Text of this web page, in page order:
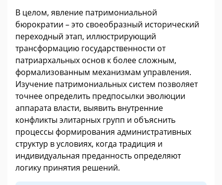
В целом, явление патримониальной
бюрократии – это своеобразный исторический
переходный этап, иллюстрирующий
трансформацию государственности от
патриархальных основ к более сложным,
формализованным механизмам управления.
Изучение патримониальных систем позволяет
точнее определить предпосылки эволюции
аппарата власти, выявить внутренние
конфликты элитарных групп и объяснить
процессы формирования административных
структур в условиях, когда традиция и
индивидуальная преданность определяют
логику принятия решений.